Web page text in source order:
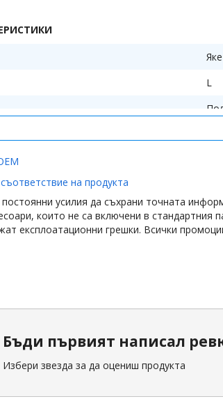
Яке
L
на продукта
постоянни усилия да съхрани точната
които не са включени в стандартния
експлоатационни грешки. Всички
Бъди първият написал
Избери звезда за да оцениш продукта